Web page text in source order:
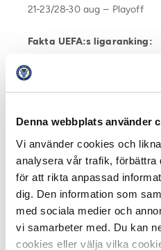
Denna webbplats använder
Vi använder cookies och
analysera vår trafik, förbättra
för att rikta anpassad
dig. Den information som
med sociala medier och
vi samarbeter med. Du kan
cookies eller välja vilka
21-23/28-30 aug – Playoff
Fakta UEFA:s ligaranking:
Baseras på de
Europa.
möjlighet att få med
att få inleda kvalet i
Plats 15 och uppåt
Champions League.
För att nå
plats 13 på UEFA-
League krävs plats 10.
vänta så pass långt